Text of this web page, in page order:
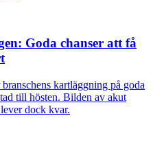
Goda chanser att få
kartläggning på goda
till hösten. Bilden av akut
dock kvar.